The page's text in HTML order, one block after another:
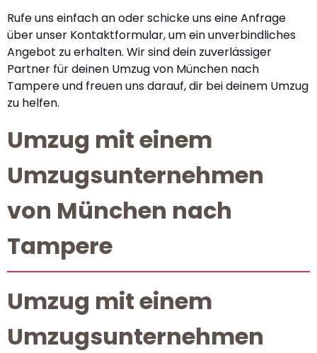
Rufe uns einfach an oder schicke uns eine Anfrage
über unser Kontaktformular, um ein unverbindliches
Angebot zu erhalten. Wir sind dein zuverlässiger
Partner für deinen Umzug von München nach
Tampere und freuen uns darauf, dir bei deinem Umzug
zu helfen.
Umzug mit einem
Umzugsunternehmen
von München nach
Tampere
Umzug mit einem
Umzugsunternehmen